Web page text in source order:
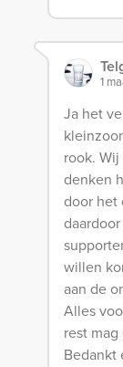
1
Ja het
rook.
denken
door het
willen
aan de
Alles
rest
Bedankt